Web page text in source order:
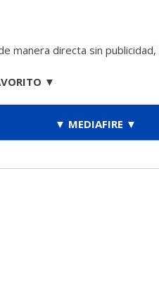
manera directa sin publicidad,
▼
▼ MEDIAFIRE ▼